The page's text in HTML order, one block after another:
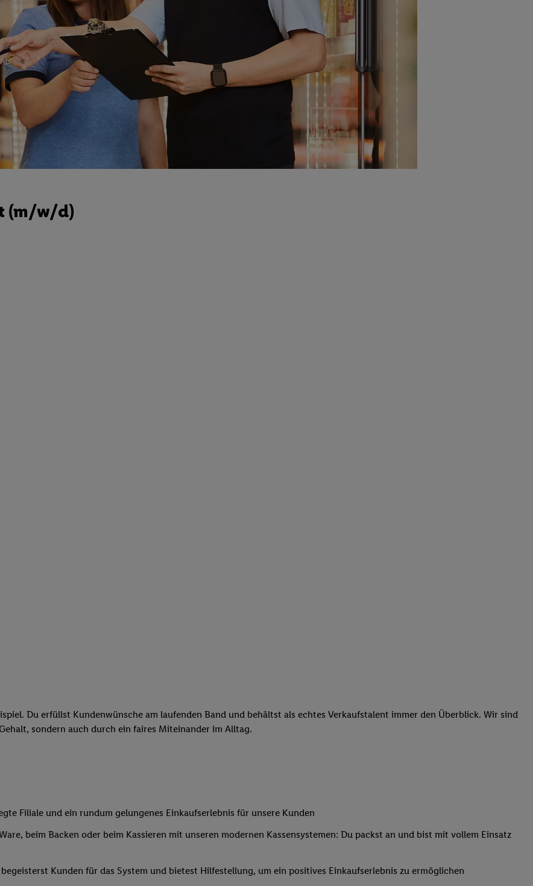
(m/w/d)
Du erfüllst Kundenwünsche am laufenden Band und behältst als echtes Verkaufstalent immer den Überblick. Wir sind
sondern auch durch ein faires Miteinander im Alltag.
Filiale und ein rundum gelungenes Einkaufserlebnis für unsere Kunden
beim Backen oder beim Kassieren mit unseren modernen Kassensystemen: Du packst an und bist mit vollem Einsatz
Kunden für das System und bietest Hilfestellung, um ein positives Einkaufserlebnis zu ermöglichen